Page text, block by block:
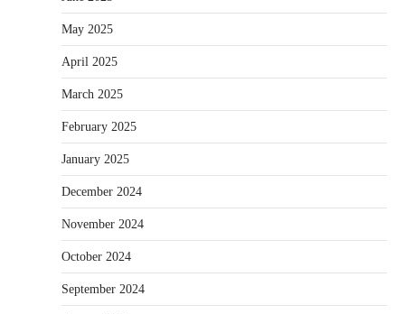
May 2025
April 2025
March 2025
February 2025
January 2025
December 2024
November 2024
October 2024
September 2024